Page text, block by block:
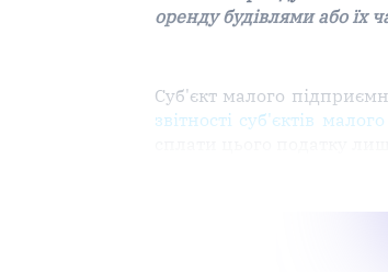
оренду будівлями або їх
Суб'єкт малого
звітності суб'єктів